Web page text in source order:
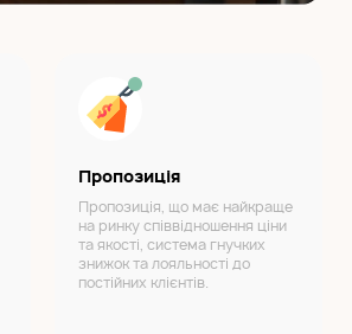
Пропозиція
Пропозиція, що має найкраще
на ринку співвідношення ціни
та якості, система гнучких
знижок та лояльності до
постійних клієнтів.